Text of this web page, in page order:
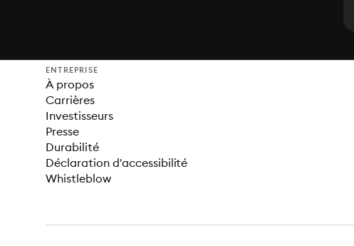
ENTREPRISE
À propos
Carrières
Investisseurs
Presse
Durabilité
Déclaration d'accessibilité
Whistleblow